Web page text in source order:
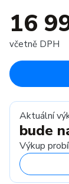
16
včetně DPH
Aktuální
bude
Výkup